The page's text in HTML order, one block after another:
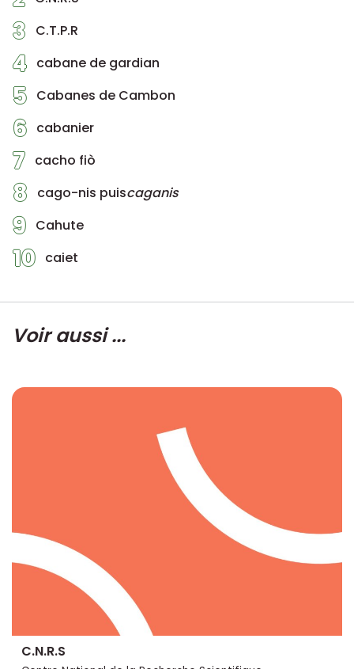
3 C.T.P.R
4 cabane de gardian
5 Cabanes de Cambon
6 cabanier
7 cacho fiò
8 cago-nis puiscaganis
9 Cahute
10 caiet
Voir aussi ...
C.N.R.S